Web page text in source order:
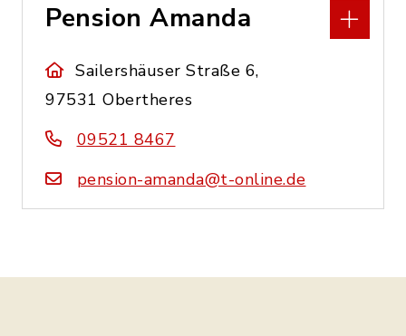
Pension Amanda
Sailershäuser Straße 6,
97531 Obertheres
09521 8467
pension-amanda@t-online.de